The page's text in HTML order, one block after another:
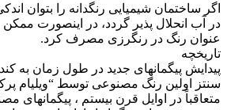
اگر ساختمان شیمیایی رنگدانه را بتوان
در آب انحلال پذیر گردد، در اینصورت
عنوان رنگ در رنگرزی مصرف کرد.
تاریخچه
پیدایش پیگمانهای جدید در طول زمان به
متعاقباً در اوایل قرن بیستم ، پیگمانهای